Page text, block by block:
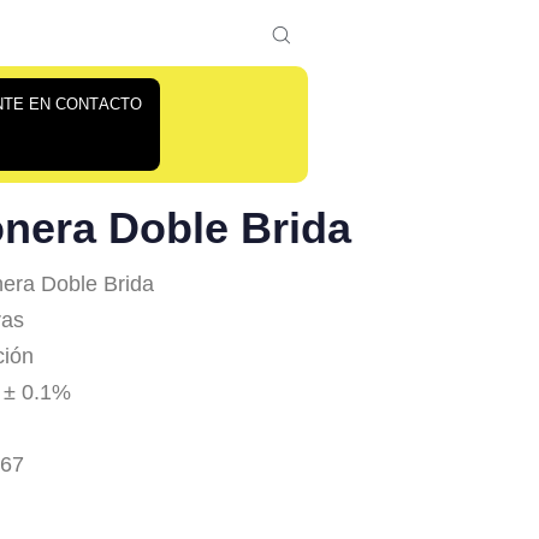
TE EN CONTACTO
Doble Brida
Doble Brida
0.1%